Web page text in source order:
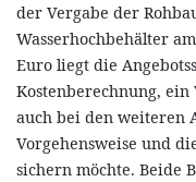
der Vergabe der
Wasserhochbehälter
Euro liegt die
Kostenberechnung,
auch bei den weiteren
Vorgehensweise und
sichern möchte. Beide